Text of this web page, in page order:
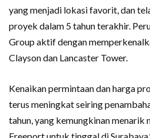
yang menjadi lokasi favorit, dan
proyek dalam 5 tahun terakhir.
Group aktif dengan
Clayson dan Lancaster Tower.
Kenaikan permintaan dan harga
terus meningkat seiring
tahun, yang kemungkinan